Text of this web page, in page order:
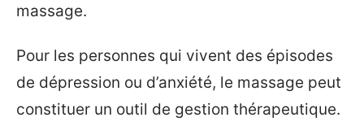
massage.
Pour les personnes qui vivent des épisodes
de dépression ou d’anxiété, le massage peut
constituer un outil de gestion thérapeutique.